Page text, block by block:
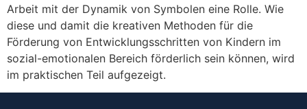
Arbeit mit der Dynamik von Symbolen eine Rolle. Wie
diese und damit die kreativen Methoden für die
Förderung von Entwicklungsschritten von Kindern im
sozial-emotionalen Bereich förderlich sein können, wird
im praktischen Teil aufgezeigt.